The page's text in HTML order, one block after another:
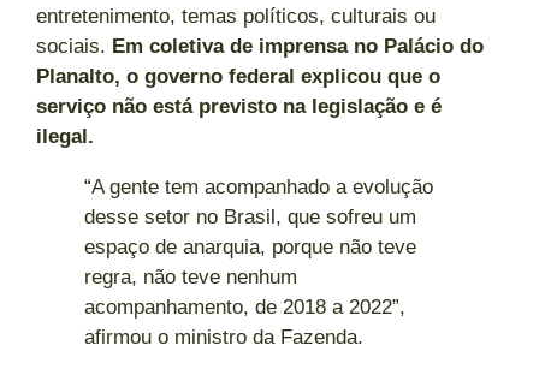
entretenimento, temas políticos, culturais ou
sociais. Em coletiva de imprensa no Palácio do
Planalto, o governo federal explicou que o
serviço não está previsto na legislação e é
ilegal.
“A gente tem acompanhado a evolução
desse setor no Brasil, que sofreu um
espaço de anarquia, porque não teve
regra, não teve nenhum
acompanhamento, de 2018 a 2022”,
afirmou o ministro da Fazenda.